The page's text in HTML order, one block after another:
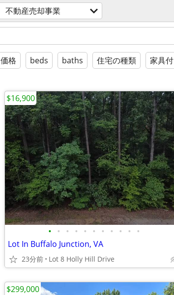
不動産売却事業
価格 beds baths 住宅の種類 家具付
• • • • • • • • • • •
Lot In Buffalo Junction, VA
23分前 Lot 8 Holly Hill Drive
$16,900
$299,000